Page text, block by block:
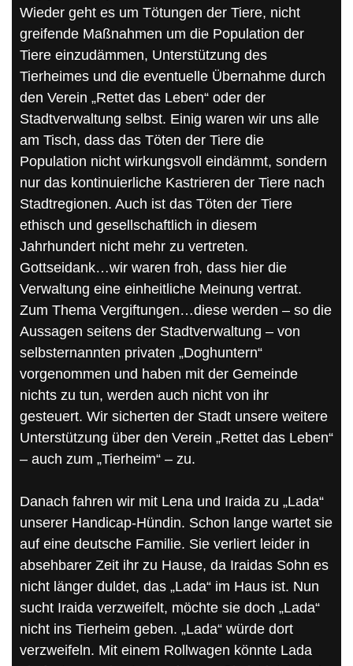
Wieder geht es um Tötungen der Tiere, nicht
greifende Maßnahmen um die Population der
Tiere einzudämmen, Unterstützung des
Tierheimes und die eventuelle Übernahme durch
den Verein „Rettet das Leben“ oder der
Stadtverwaltung selbst. Einig waren wir uns alle
am Tisch, dass das Töten der Tiere die
Population nicht wirkungsvoll eindämmt, sondern
nur das kontinuierliche Kastrieren der Tiere nach
Stadtregionen. Auch ist das Töten der Tiere
ethisch und gesellschaftlich in diesem
Jahrhundert nicht mehr zu vertreten.
Gottseidank…wir waren froh, dass hier die
Verwaltung eine einheitliche Meinung vertrat.
Zum Thema Vergiftungen…diese werden – so die
Aussagen seitens der Stadtverwaltung – von
selbsternannten privaten „Doghuntern“
vorgenommen und haben mit der Gemeinde
nichts zu tun, werden auch nicht von ihr
gesteuert. Wir sicherten der Stadt unsere weitere
Unterstützung über den Verein „Rettet das Leben“
– auch zum „Tierheim“ – zu.
Danach fahren wir mit Lena und Iraida zu „Lada“
unserer Handicap-Hündin. Schon lange wartet sie
auf eine deutsche Familie. Sie verliert leider in
absehbarer Zeit ihr zu Hause, da Iraidas Sohn es
nicht länger duldet, das „Lada“ im Haus ist. Nun
sucht Iraida verzweifelt, möchte sie doch „Lada“
nicht ins Tierheim geben. „Lada“ würde dort
verzweifeln. Mit einem Rollwagen könnte Lada